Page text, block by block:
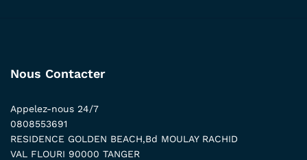
Nous Contacter
Appelez-nous 24/7
0808553691
RESIDENCE GOLDEN BEACH,Bd MOULAY RACHID
VAL FLOURI 90000 TANGER